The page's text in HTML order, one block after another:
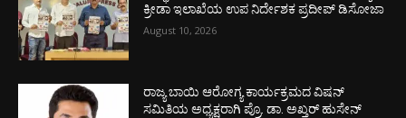
ಕ್ರೀಡಾ ಇಲಾಖೆಯ ಉಪ ನಿರ್ದೇಶಕ ಪ್ರದೀಪ್ ಡಿಸೋಜಾ
August 10, 2026
ರಾಜ್ಯ ಬಾಯಿ ಆರೋಗ್ಯ ಕಾರ್ಯಕ್ರಮದ ವಿಷನ್
ಸಮಿತಿಯ ಅಧ್ಯಕ್ಷರಾಗಿ ಪ್ರೊ. ಡಾ. ಅಖ್ತರ್ ಹುಸೇನ್